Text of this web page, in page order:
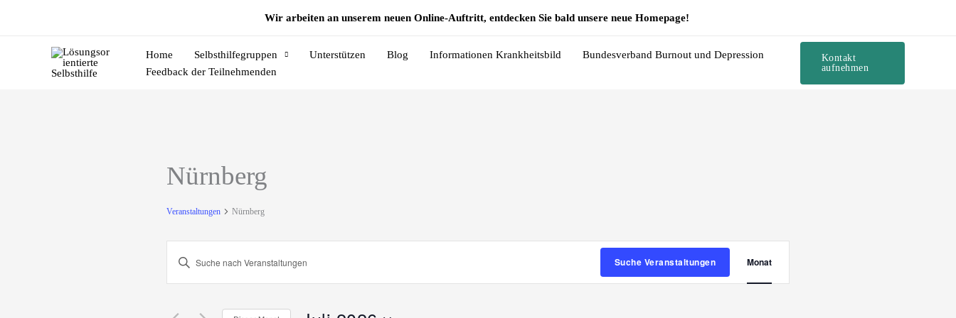
Wir arbeiten an unserem neuen Online-Auftritt, entdecken Sie bald unsere neue Homepage!
Home Selbsthilfegruppen Unterstützen Blog Informationen Krankheitsbild
Bundesverband Burnout und Depression
Feedback der Teilnehmenden
Kontakt
aufnehmen
Nürnberg
Veranstaltungen Nürnberg
Suche
und
Bitte
Suche Veranstaltungen
Ansichten-
Navigation
Monat